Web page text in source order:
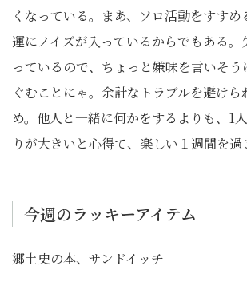
くなっている。まあ、ソロ活動をすす
運にノイズが入っているからでもある。
っているので、ちょっと嫌味を言いそう
ぐむことにゃ。余計なトラブルを避け
め。他人と一緒に何かをするよりも、1
りが大きいと心得て、楽しい１週間を過
今週のラッキーアイテム
郷土史の本、サンドイッチ